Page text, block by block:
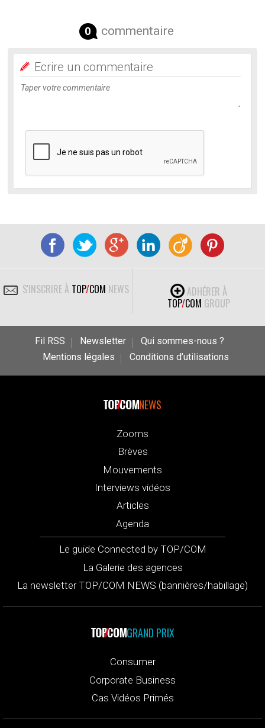
0 commentaire
Ecrire un commentaire
S'INSCRIRE À TOP/COM NEWS
ADHÉRER À
TOP/COM GROUP
Fil RSS Newsletter
Qui sommes-nous ?
Mentions légales
Conditions d’utilisations
NEWS
Zooms
Brèves
Mouvements
Interviews vidéos
Articles
Agenda
Le guide Connected by TOP/COM
La Galerie des agences
La newsletter TOP/COM NEWS (bannières/habillage)
GRAND PRIX
Consumer
Corporate Business
Cas Vidéos Primés